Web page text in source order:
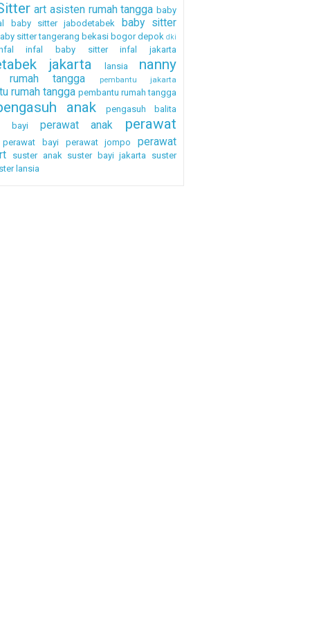
art asisten rumah tangga baby
baby sitter jabodetabek baby sitter
sitter tangerang bekasi bogor depok dki
infal baby sitter infal jakarta
jakarta lansia nanny
rumah tangga pembantu jakarta
rumah tangga pembantu rumah tangga
anak
pengasuh balita
bayi
perawat anak perawat
perawat bayi perawat jompo
perawat
suster anak suster bayi jakarta
suster
lansia